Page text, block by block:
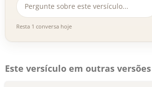
Resta 1 conversa hoje
Este versículo em outras